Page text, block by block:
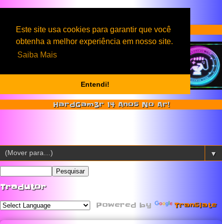
Este site usa cookies para garantir que você
obtenha a melhor experiência em nosso site.
Saiba Mais
Entendi!
Serviços & Produtos HardGam3r
HardGam3r 14 Anos No Ar!
▼
Tradutor
Powered by Translate